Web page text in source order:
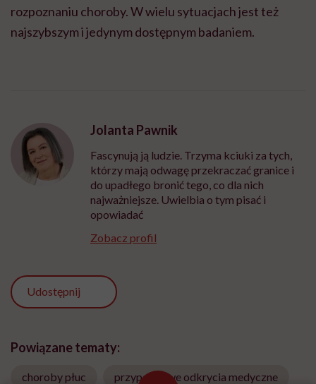
rozpoznaniu choroby. W wielu sytuacjach jest też
najszybszym i jedynym dostępnym badaniem.
Jolanta Pawnik
Fascynują ją ludzie. Trzyma kciuki za tych,
którzy mają odwagę przekraczać granice i
do upadłego bronić tego, co dla nich
najważniejsze. Uwielbia o tym pisać i
opowiadać
Zobacz profil
Udostępnij
Powiązane tematy:
choroby płuc przypadkowe odkrycia medyczne